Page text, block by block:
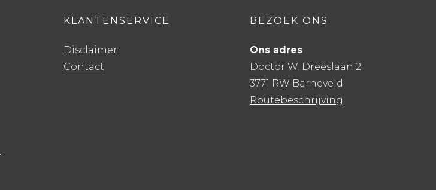
KLANTENSERVICE
Disclaimer
Contact
BEZOEK ONS
Ons adres
Doctor W. Dreeslaan 2
3771 RW Barneveld
Routebeschrijving